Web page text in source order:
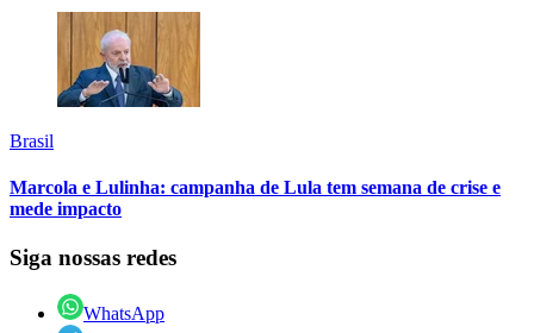
Brasil
Marcola e Lulinha: campanha de Lula tem semana de crise e
mede impacto
Siga nossas redes
WhatsApp